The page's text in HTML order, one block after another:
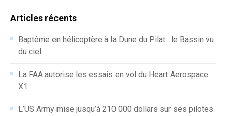
Articles récents
Baptême en hélicoptère à la Dune du Pilat : le Bassin vu
du ciel
La FAA autorise les essais en vol du Heart Aerospace
X1
L’US Army mise jusqu’à 210 000 dollars sur ses pilotes